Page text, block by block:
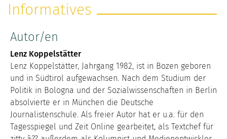
Informatives
Autor/en
Lenz Koppelstätter
Lenz Koppelstätter, Jahrgang 1982, ist in Bozen geboren
und in Südtirol aufgewachsen. Nach dem Studium der
Politik in Bologna und der Sozialwissenschaften in Berlin
absolvierte er in München die Deutsche
Journalistenschule. Als freier Autor hat er u.a. für den
Tagesspiegel und Zeit Online gearbeitet, als Textchef für